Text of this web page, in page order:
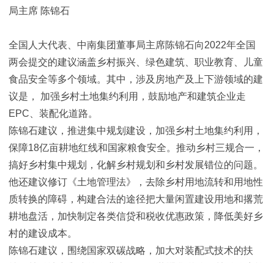
局主席 陈锦石
全国人大代表、中南集团董事局主席陈锦石向2022年全国
两会提交的建议涵盖乡村振兴、绿色建筑、职业教育、儿童
食品安全等多个领域。其中，涉及房地产及上下游领域的建
议是， 加强乡村土地集约利用，鼓励地产和建筑企业走
EPC、装配化道路。
陈锦石建议，推进集中规划建设，加强乡村土地集约利用，
保障18亿亩耕地红线和国家粮食安全。推动乡村三规合一，
搞好乡村集中规划，化解乡村规划和乡村发展错位的问题。
他还建议修订《土地管理法》，去除乡村用地流转和用地性
质转换的障碍，构建合法的途径把大量闲置建设用地和撂荒
耕地盘活，加快制定各类信贷和税收优惠政策，降低美好乡
村的建设成本。
陈锦石建议，围绕国家双碳战略，加大对装配式技术的扶